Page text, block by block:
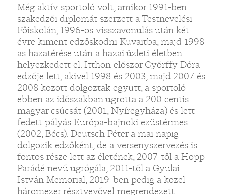
Még aktív sportoló volt, amikor 1991-ben
szakedzői diplomát szerzett a Testnevelési
Főiskolán, 1996-os visszavonulás után két
évre kiment edzősködni Kuvaitba, majd 1998-
as hazatérése után a hazai üzleti életben
helyezkedett el. Itthon először Győrffy Dóra
edzője lett, akivel 1998 és 2003, majd 2007 és
2008 között dolgoztak együtt, a sportoló
ebben az időszakban ugrotta a 200 centis
magyar csúcsát (2001, Nyíregyháza) és lett
fedett pályás Európa-bajnoki ezüstérmes
(2002, Bécs). Deutsch Péter a mai napig
dolgozik edzőként, de a versenyszervezés is
fontos része lett az életének, 2007-től a Hopp
Parádé nevű ugrógála, 2011-től a Gyulai
István Memorial, 2019-ben pedig a közel
háromezer résztvevővel megrendezett